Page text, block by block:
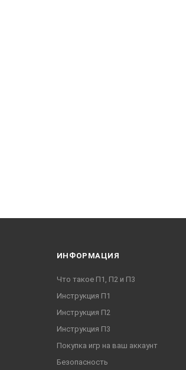
ИНФОРМАЦИЯ
Что такое П1, П2 и П3
Инструкция П1
Инструкция П2
Инструкция П3
Покупка игр на ваш аккаунт
Безопасность